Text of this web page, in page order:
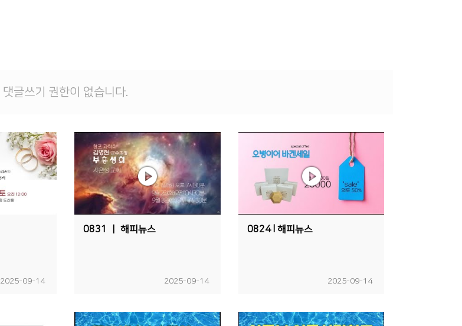
댓글쓰기 권한이 없습니다.
2025-09-14
0831 ㅣ 해피뉴스
2025-09-14
0824 l 해피뉴스
2025-09-14